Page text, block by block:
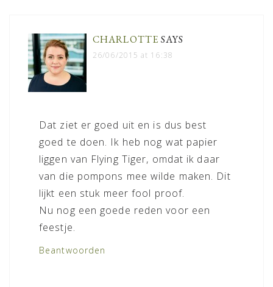
CHARLOTTE SAYS
26/06/2015 at 16:38
Dat ziet er goed uit en is dus best
goed te doen. Ik heb nog wat papier
liggen van Flying Tiger, omdat ik daar
van die pompons mee wilde maken. Dit
lijkt een stuk meer fool proof.
Nu nog een goede reden voor een
feestje.
Beantwoorden